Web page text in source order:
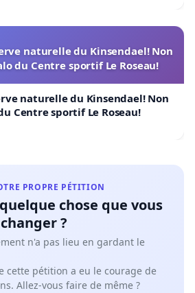
naturelle du Kinsendael! Non
du Centre sportif Le Roseau!
naturelle du Kinsendael! Non
Centre sportif Le Roseau!
PROPRE PÉTITION
chose que vous
?
n'a pas lieu en gardant le
cette pétition a eu le courage de
Allez-vous faire de même ?